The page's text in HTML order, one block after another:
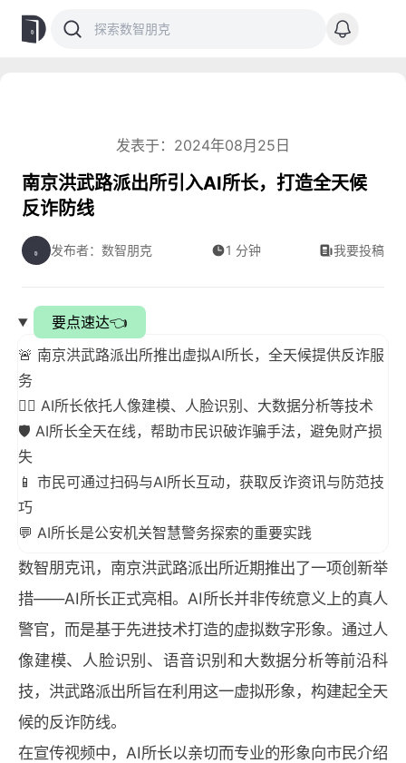
发表于：2024年08月25日
南京洪武路派出所引入AI所长，打造全天候
反诈防线
发布者：数智朋克 1 分钟 我要投稿
要点速达👈
🚨 南京洪武路派出所推出虚拟AI所长，全天候提供反诈服
务
🕵️‍♂️ AI所长依托人像建模、人脸识别、大数据分析等技术
🛡️ AI所长全天在线，帮助市民识破诈骗手法，避免财产损
失
📱 市民可通过扫码与AI所长互动，获取反诈资讯与防范技
巧
💬 AI所长是公安机关智慧警务探索的重要实践
数智朋克讯，南京洪武路派出所近期推出了一项创新举
措——AI所长正式亮相。AI所长并非传统意义上的真人
警官，而是基于先进技术打造的虚拟数字形象。通过人
像建模、人脸识别、语音识别和大数据分析等前沿科
技，洪武路派出所旨在利用这一虚拟形象，构建起全天
候的反诈防线。
在宣传视频中，AI所长以亲切而专业的形象向市民介绍